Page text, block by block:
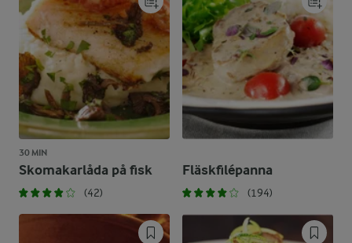
30 MIN
Skomakarlåda på fisk
(42)
Fläskfilépanna
(194)